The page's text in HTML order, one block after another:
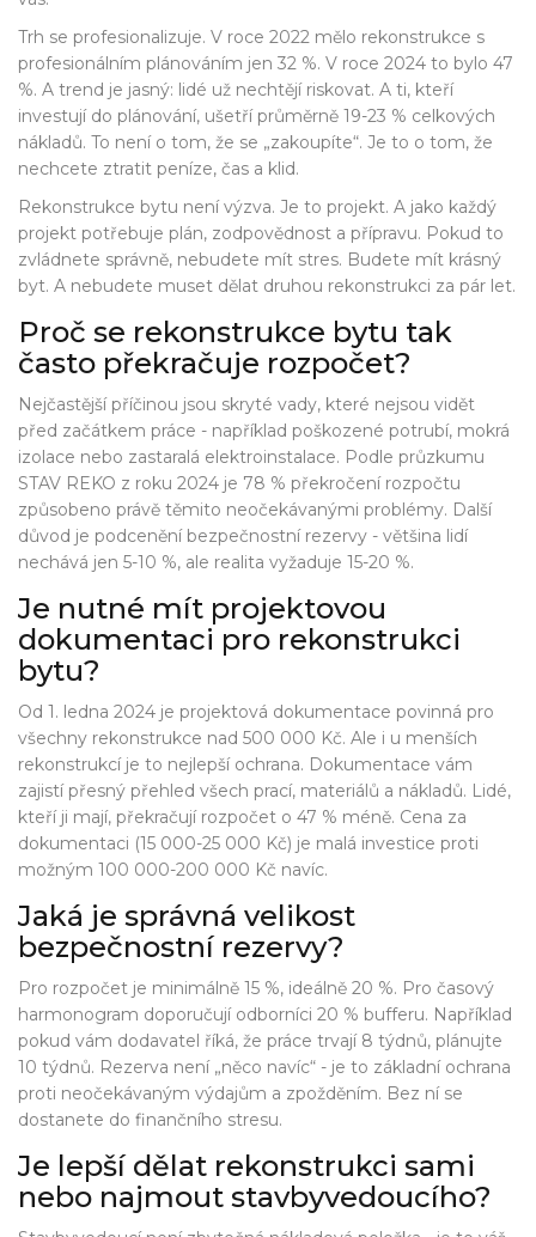
Trh se profesionalizuje. V roce 2022 mělo rekonstrukce s
profesionálním plánováním jen 32 %. V roce 2024 to bylo 47
%. A trend je jasný: lidé už nechtějí riskovat. A ti, kteří
investují do plánování, ušetří průměrně 19-23 % celkových
nákladů. To není o tom, že se „zakoupíte“. Je to o tom, že
nechcete ztratit peníze, čas a klid.
Rekonstrukce bytu není výzva. Je to projekt. A jako každý
projekt potřebuje plán, zodpovědnost a přípravu. Pokud to
zvládnete správně, nebudete mít stres. Budete mít krásný
byt. A nebudete muset dělat druhou rekonstrukci za pár let.
Proč se rekonstrukce bytu tak
často překračuje rozpočet?
Nejčastější příčinou jsou skryté vady, které nejsou vidět
před začátkem práce - například poškozené potrubí, mokrá
izolace nebo zastaralá elektroinstalace. Podle průzkumu
STAV REKO z roku 2024 je 78 % překročení rozpočtu
způsobeno právě těmito neočekávanými problémy. Další
důvod je podcenění bezpečnostní rezervy - většina lidí
nechává jen 5-10 %, ale realita vyžaduje 15-20 %.
Je nutné mít projektovou
dokumentaci pro rekonstrukci
bytu?
Od 1. ledna 2024 je projektová dokumentace povinná pro
všechny rekonstrukce nad 500 000 Kč. Ale i u menších
rekonstrukcí je to nejlepší ochrana. Dokumentace vám
zajistí přesný přehled všech prací, materiálů a nákladů. Lidé,
kteří ji mají, překračují rozpočet o 47 % méně. Cena za
dokumentaci (15 000-25 000 Kč) je malá investice proti
možným 100 000-200 000 Kč navíc.
Jaká je správná velikost
bezpečnostní rezervy?
Pro rozpočet je minimálně 15 %, ideálně 20 %. Pro časový
harmonogram doporučují odborníci 20 % bufferu. Například
pokud vám dodavatel říká, že práce trvají 8 týdnů, plánujte
10 týdnů. Rezerva není „něco navíc“ - je to základní ochrana
proti neočekávaným výdajům a zpožděním. Bez ní se
dostanete do finančního stresu.
Je lepší dělat rekonstrukci sami
nebo najmout stavbyvedoucího?